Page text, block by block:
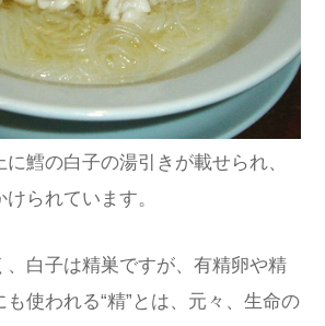
鱈の白子の湯引きが載せられ、
られています。
白子は精巣ですが、有精卵や精
使われる“精”とは、元々、生命の